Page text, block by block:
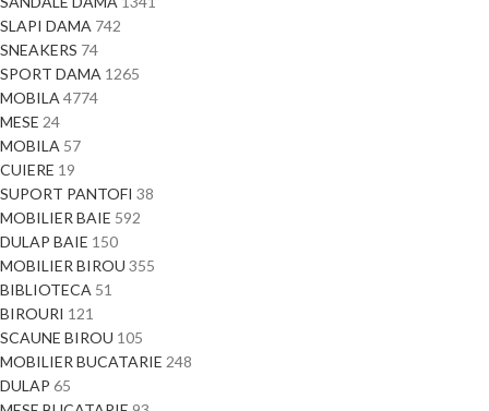
SLAPI DAMA 742
SNEAKERS 74
SPORT DAMA 1265
MOBILA 4774
MESE 24
MOBILA 57
CUIERE 19
SUPORT PANTOFI 38
MOBILIER BAIE 592
DULAP BAIE 150
MOBILIER BIROU 355
BIBLIOTECA 51
BIROURI 121
SCAUNE BIROU 105
MOBILIER BUCATARIE 248
DULAP 65